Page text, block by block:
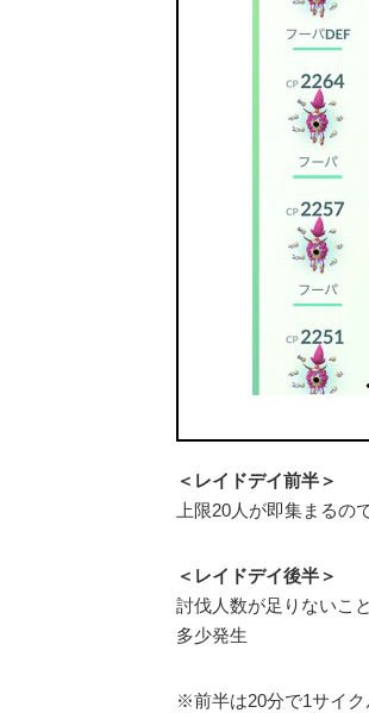
＜レイドデイ前半＞
上限20人が即集まる
＜レイドデイ後半＞
討伐人数が足りないこ
多少発生
※前半は20分で1サイ